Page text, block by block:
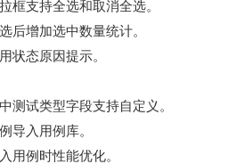
框支持全选和取消全选。
后增加选中数量统计。
状态原因提示。
测试类型字段支持自定义。
导入用例库。
用例时性能优化。